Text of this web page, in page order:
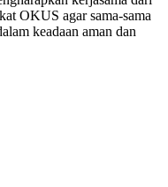
OKUS agar sama-sama
keadaan aman dan